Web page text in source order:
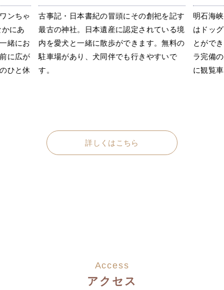
を記す
いる境
無料の
いで
明石海峡大橋を望む淡路サービスエリアに
はドッグランがあるので愛犬を遊ばせるこ
とができます。下り側にはペット用ゴンド
ラ完備の大観覧車があるので、愛犬と一緒
に観覧車を楽しめます。
兵庫県
んと行
るモリ
食事頂
る大芝
詳しくはこちら
Access
アクセス